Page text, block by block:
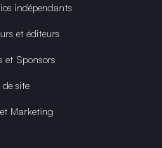
indépendants
et éditeurs
et Sponsors
de site
Marketing